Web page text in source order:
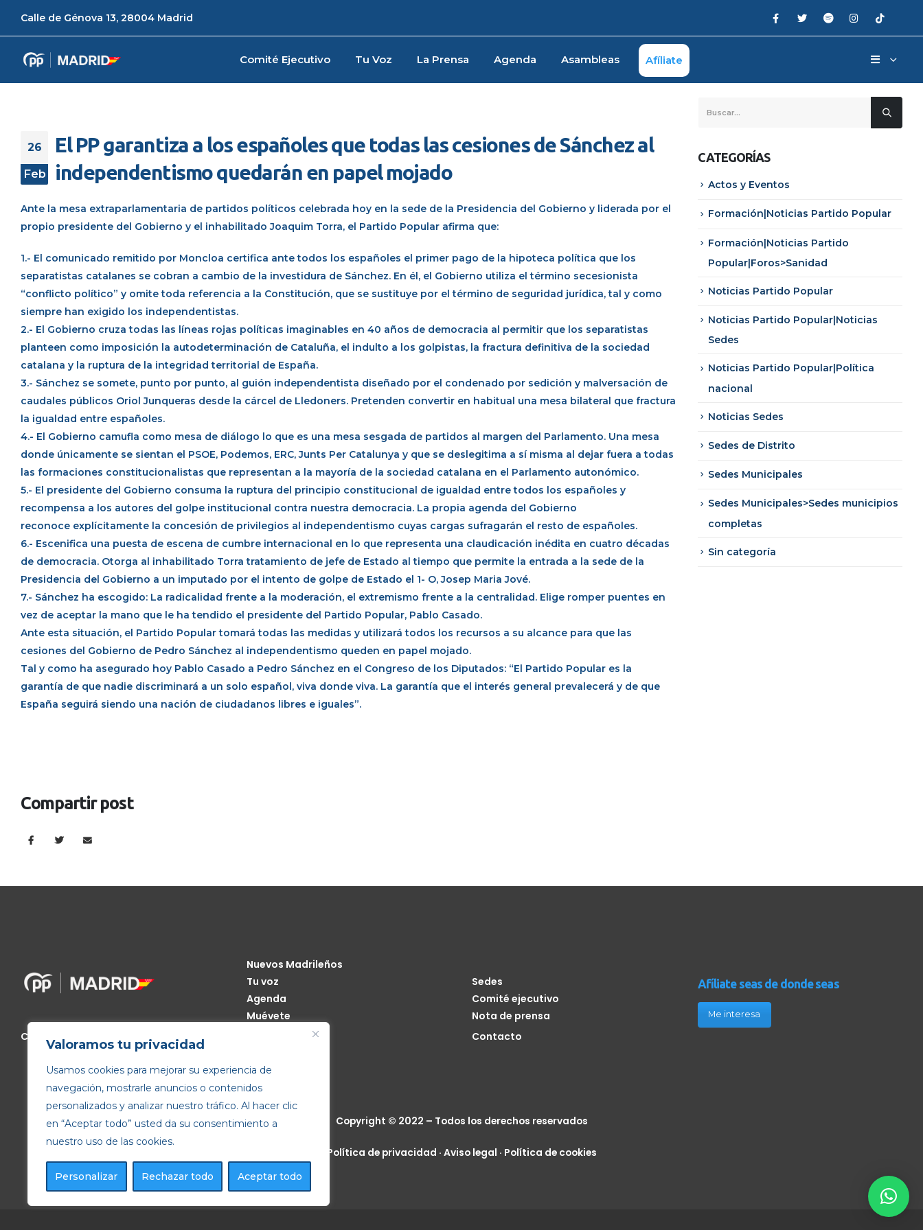
Valoramos tu privacidad
Usamos cookies para mejorar su experiencia de
navegación, mostrarle anuncios o contenidos
personalizados y analizar nuestro tráfico. Al hacer clic
en “Aceptar todo” usted da su consentimiento a
nuestro uso de las cookies.
Personalizar Rechazar todo Aceptar todo
Calle de Génova 13, 28004 Madrid
Comité Ejecutivo Tu Voz La Prensa Agenda Asambleas Afíliate
26
Feb
El PP garantiza a los españoles que todas las cesiones de Sánchez al
independentismo quedarán en papel mojado
Ante la mesa extraparlamentaria de partidos políticos celebrada hoy en la sede de la Presidencia del Gobierno y liderada por el
propio presidente del Gobierno y el inhabilitado Joaquim Torra, el Partido Popular afirma que:
1.- El comunicado remitido por Moncloa certifica ante todos los españoles el primer pago de la hipoteca política que los
separatistas catalanes se cobran a cambio de la investidura de Sánchez. En él, el Gobierno utiliza el término secesionista
“conflicto político” y omite toda referencia a la Constitución, que se sustituye por el término de seguridad jurídica, tal y como
siempre han exigido los independentistas.
2.- El Gobierno cruza todas las líneas rojas políticas imaginables en 40 años de democracia al permitir que los separatistas
planteen como imposición la autodeterminación de Cataluña, el indulto a los golpistas, la fractura definitiva de la sociedad
catalana y la ruptura de la integridad territorial de España.
3.- Sánchez se somete, punto por punto, al guión independentista diseñado por el condenado por sedición y malversación de
caudales públicos Oriol Junqueras desde la cárcel de Lledoners. Pretenden convertir en habitual una mesa bilateral que fractura
la igualdad entre españoles.
4.- El Gobierno camufla como mesa de diálogo lo que es una mesa sesgada de partidos al margen del Parlamento. Una mesa
donde únicamente se sientan el PSOE, Podemos, ERC, Junts Per Catalunya y que se deslegitima a sí misma al dejar fuera a todas
las formaciones constitucionalistas que representan a la mayoría de la sociedad catalana en el Parlamento autonómico.
5.- El presidente del Gobierno consuma la ruptura del principio constitucional de igualdad entre todos los españoles y
recompensa a los autores del golpe institucional contra nuestra democracia. La propia agenda del Gobierno
reconoce explícitamente la concesión de privilegios al independentismo cuyas cargas sufragarán el resto de españoles.
6.- Escenifica una puesta de escena de cumbre internacional en lo que representa una claudicación inédita en cuatro décadas
de democracia. Otorga al inhabilitado Torra tratamiento de jefe de Estado al tiempo que permite la entrada a la sede de la
Presidencia del Gobierno a un imputado por el intento de golpe de Estado el 1- O, Josep Maria Jové.
7.- Sánchez ha escogido: La radicalidad frente a la moderación, el extremismo frente a la centralidad. Elige romper puentes en
vez de aceptar la mano que le ha tendido el presidente del Partido Popular, Pablo Casado.
Ante esta situación, el Partido Popular tomará todas las medidas y utilizará todos los recursos a su alcance para que las
cesiones del Gobierno de Pedro Sánchez al independentismo queden en papel mojado.
Tal y como ha asegurado hoy Pablo Casado a Pedro Sánchez en el Congreso de los Diputados: “El Partido Popular es la
garantía de que nadie discriminará a un solo español, viva donde viva. La garantía que el interés general prevalecerá y de que
España seguirá siendo una nación de ciudadanos libres e iguales”.
Compartir post
CATEGORÍAS
Actos y Eventos
Formación|Noticias Partido Popular
Formación|Noticias Partido
Popular|Foros>Sanidad
Noticias Partido Popular
Noticias Partido Popular|Noticias
Sedes
Noticias Partido Popular|Política
nacional
Noticias Sedes
Sedes de Distrito
Sedes Municipales
Sedes Municipales>Sedes municipios
completas
Sin categoría
Calle de Génova, 13, 28004 Madrid
Nuevos Madrileños
Tu voz
Agenda
Muévete
Sedes
Comité ejecutivo
Nota de prensa
Contacto
Afíliate seas de donde seas
Me interesa
Copyright © 2022 – Todos los derechos reservados
Política de privacidad · Aviso legal · Política de cookies